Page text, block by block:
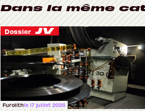
Dans la même
Dossier
Furolithle 17 juillet 2026